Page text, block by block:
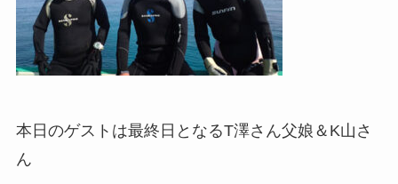
本日のゲストは最終日となるT澤さん父娘＆K山さ
ん